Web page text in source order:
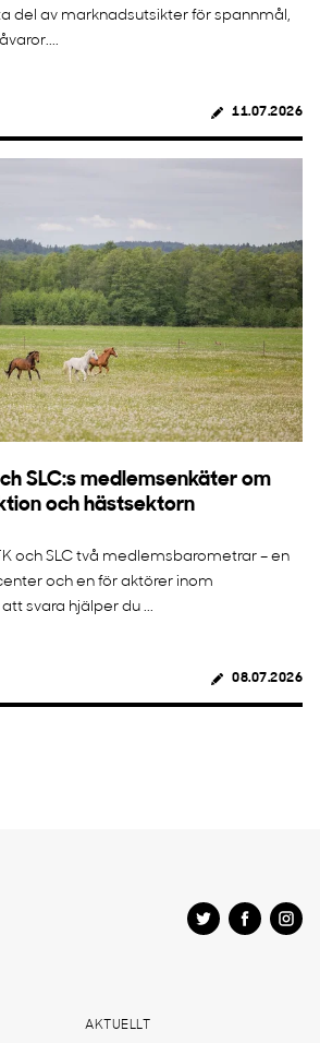
del av marknadsutsikter för spannmål,
11.07.2026
SLC:s medlemsenkäter om
och hästsektorn
och SLC två medlemsbarometrar – en
och en för aktörer inom
svara hjälper du ...
08.07.2026
AKTUELLT